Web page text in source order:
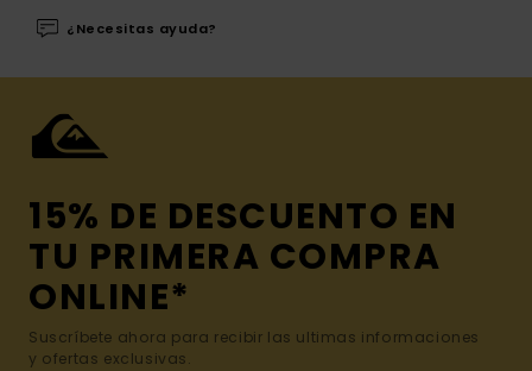
¿Necesitas ayuda?
15% DE DESCUENTO EN
TU PRIMERA COMPRA
ONLINE*
Suscríbete ahora para recibir las ultimas informaciones
y ofertas exclusivas.